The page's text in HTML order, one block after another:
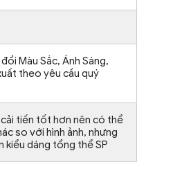
Màu Sắc, Ánh Sáng,
theo yêu cầu quý
tiến tốt hơn nên có thể
so với hình ảnh, nhưng
kiểu dáng tổng thể SP